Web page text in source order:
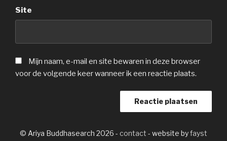
Site
Mijn naam, e-mail en site bewaren in deze browser
voor de volgende keer wanneer ik een reactie plaats.
© Ariya Buddhasearch 2026 - contact - website byfayst